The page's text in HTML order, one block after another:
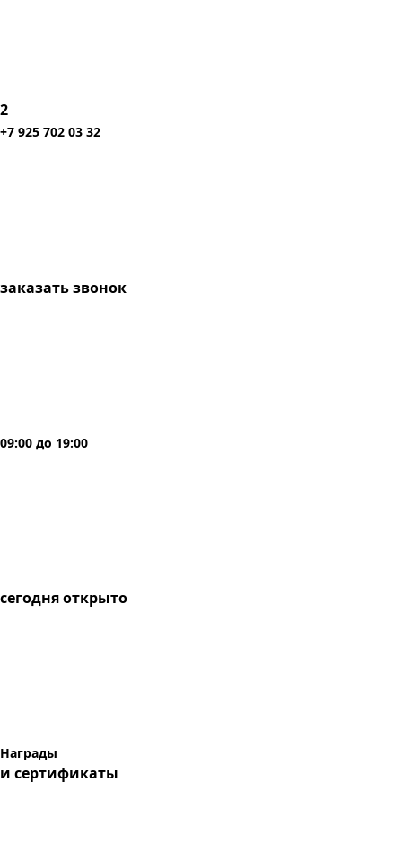
2
+7 925 702 03 32
заказать звонок
09:00 до 19:00
сегодняоткрыто
Награды
и сертификаты